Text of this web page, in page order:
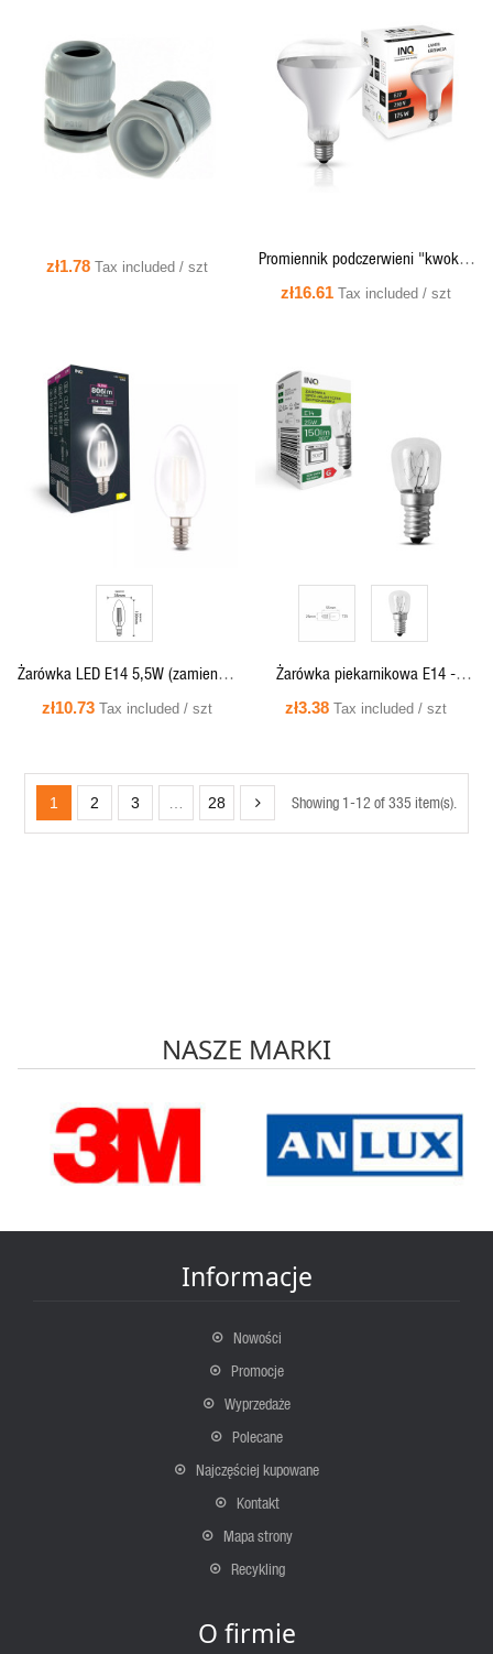
QUICK VIEW
zł1.78 Tax included / szt
QUICK VIEW
Promiennik podczerwieni "kwoka"
175W E27 R125 clear - PR03 INQ
zł16.61 Tax included / szt
QUICK VIEW
Żarówka LED E14 5,5W (zamiennik
60W) 806lm 4000K (neutralno-
zł10.73 Tax included / szt
QUICK VIEW
Żarówka piekarnikowa E14 -
300st.C 25W E14 T25 - ZT03 INQ
zł3.38 Tax included / szt
1 2 3 … 28 Showing 1-12 of 335 item(s).
NASZE MARKI
Informacje
Nowości
Promocje
Wyprzedaże
Polecane
Najczęściej kupowane
Kontakt
Mapa strony
Recykling
O firmie